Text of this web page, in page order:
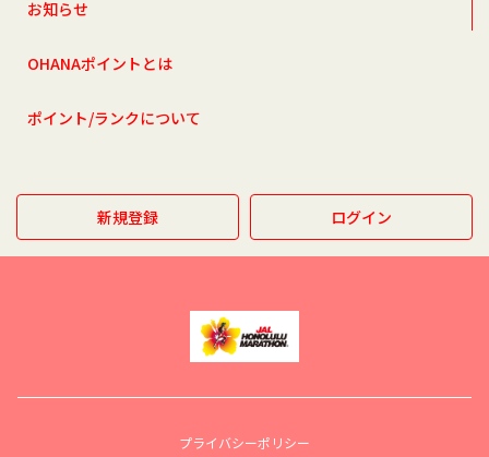
お知らせ
OHANAポイントとは
ポイント/ランクについて
新規登録 ログイン
プライバシーポリシー